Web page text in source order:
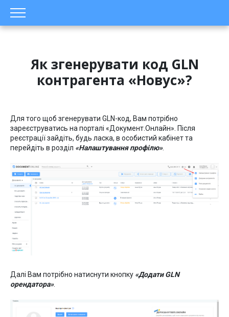
Як згенерувати код GLN
контрагента «Новус»?
Для того щоб згенерувати GLN-код, Вам потрібно
зареєструватись на порталі «Документ.Онлайн». Після
реєстрації зайдіть, будь ласка, в особистий кабінет та
перейдіть в розділ «Налаштування профілю».
Далі Вам потрібно натиснути кнопку «Додати GLN
орендатора».